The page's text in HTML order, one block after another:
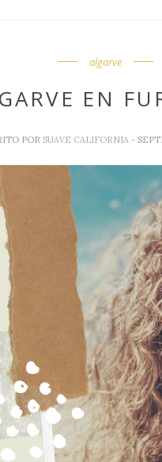
algarve
EN
POR SUAVE CALIFORNIA -